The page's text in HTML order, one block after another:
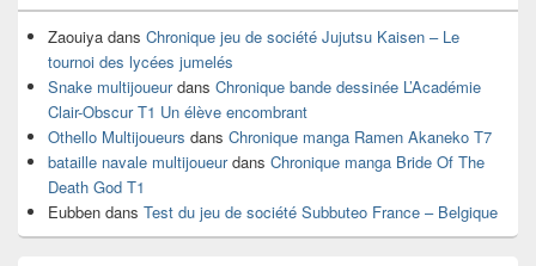
Zaouiya dans Chronique jeu de société Jujutsu Kaisen – Le
tournoi des lycées jumelés
Snake multijoueurdans Chronique bande dessinée L’Académie
Clair-Obscur T1 Un élève encombrant
Othello Multijoueurs dans Chronique manga Ramen Akaneko T7
bataille navale multijoueurdans Chronique manga Bride Of The
Death God T1
Eubben dans Test du jeu de société Subbuteo France – Belgique